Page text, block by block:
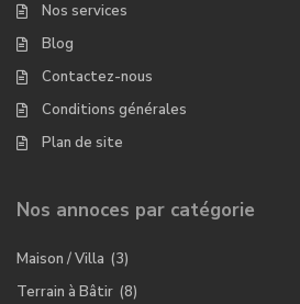
Nos services
Blog
Contactez-nous
Conditions générales
Plan de site
Nos annoces par catégorie
Maison / Villa (3)
Terrain à Bâtir (8)